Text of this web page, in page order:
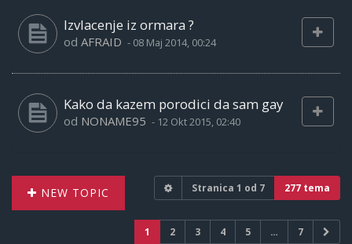
Izvlacenje iz ormara ?
od AFRAID - 08 Maj 2014, 00:24
Kako da kazem porodici da sam gay
od NONAME95 - 12 Okt 2015, 02:40
NEW TOPIC Stranica 1 od 7 277 tema
1 2 3 4 5 … 7